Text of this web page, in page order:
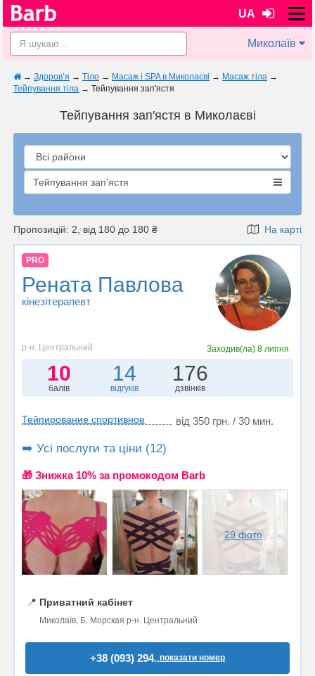
UA
Миколаїв
→ Здоров’я → Тіло → Масаж і SPA в Миколаєві → Масаж тіла →
Тейпування тіла → Тейпування зап'ястя
Тейпування зап'ястя в Миколаєві
Тейпування зап'ястя
Пропозицій: 2, від 180 до 180 ₴ На карті
PRO
Рената Павлова
кінезітерапевт
р-н. Центральний Заходив(ла)8 липня
10
балів
14
відгуків
176
дзвінків
Тейпирование спортивное від 350 грн. / 30 мин.
➡️ Усі послуги та ціни (12)
🎁 Знижка 10% за промокодом Barb
29 фото
📍 Приватний кабінет
Миколаїв, Б. Морская р-н. Центральний
+38 (093) 294..показати номер